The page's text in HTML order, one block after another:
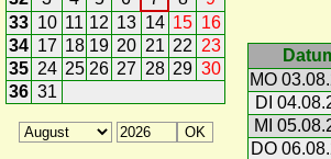
33 10 11 12 13 14 15 16
34 17 18 19 20 21 22 23
35 24 25 26 27 28 29 30
36 31
MO
DI
MI
DO